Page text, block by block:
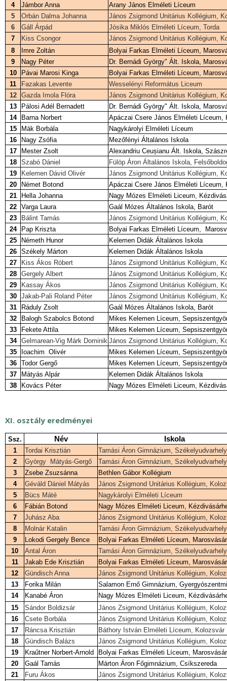
4
Jámbor Anna
Arany János Elméleti Líceum
5
Orbán Dalma Johanna
János Zsigmond Unitárius Kollégium,
6
Gáll Árpád
Jósika Miklós Elméleti Líceum, Torda
7
Kiss Csongor
János Zsigmond Unitárius Kollégium,
8
Imre Zoltán
Bolyai Farkas Elméleti Líceum,
9
Nagy Péter
Dr. Bernádi György" Ált. Iskola,
10
Pávai Marosi Kinga
Bolyai Farkas Elméleti Líceum,
11
Fazakas Levente
Wesselényi Református Liceum
12
Gazda Imola Flóra
János Zsigmond Unitárius Kollégium,
13
Pálosi Adél Bernadett
Dr. Bernádi György" Ált. Iskola,
14
Barna Norbert
Apáczai Csere János Elméleti Líceum,
15
Mák Borbála
Nagykárolyi Elméleti Líceum
16
Nagy Zsófia
Mezőfényi Általános Iskola
17
Mester Zsolt
Alexandriu Ceușianu Ált. Iskola,
18
Szabó Dániel
Fülöp Áron Általános Iskola,
19
Kelemen Dávid Olivér
János Zsigmond Unitárius Kollégium,
20
Német Botond
Apáczai Csere János Elméleti Líceum,
21
Hella Johanna
Nagy Mózes Elméleti Liceum,
22
Varga Laura
Gaál Mózes Általános Iskola, Barót
23
Bálint Tamás
János Zsigmond Unitárius Kollégium,
24
Pap Kriszta
Bolyai Farkas Elméleti Líceum,
25
Németh Hunor
Kelemen Didák Általános Iskola
26
Székely Márton
Kelemen Didák Általános Iskola
27
Kiss Ákos Róbert
János Zsigmond Unitárius Kollégium,
28
Gergely Albert
János Zsigmond Unitárius Kollégium,
29
Kassay Ákos
János Zsigmond Unitárius Kollégium,
30
Jakab-Pali Roland Péter
János Zsigmond Unitárius Kollégium,
31
Ráduly Zsolt
Gaál Mózes Általános Iskola, Barót
32
Balogh Szabolcs Botond
Mikes Kelemen Líceum,
33
Fekete Attila
Mikes Kelemen Líceum,
34
Gelmarean-Vig Márk Dominik János Zsigmond Unitárius Kollégium,
35
Ioachim Olivér
Mikes Kelemen Líceum,
36
Todor Gergő
Mikes Kelemen Líceum,
37
Mátyás Alpár
Kelemen Didák Általános Iskola
38
Kovács Péter Nagy Mózes Elméleti Liceum,
XI. osztály eredményei
Ssz. Név Iskola
1 Tordai Krisztián
Tamási Áron Gimnázium, Székelyudvarhely
2
György Mátyás-Gergő
Tamási Áron Gimnázium, Székelyudvarhely
3
Zsebe Zsuzsánna
Bethlen Gábor Kollégium
4
Géváld Dániel Mátyás
János Zsigmond Unitárius Kollégium,
5
Bücs Máté
Nagykárolyi Elméleti Líceum
6
Fábián Botond
Nagy Mózes Elméleti Liceum,
7
Juhász Aba
János Zsigmond Unitárius Kollégium,
8
Molnár Katalin
Tamási Áron Gimnázium, Székelyudvarhely
9
Lokodi Gergely Bence
Bolyai Farkas Elméleti Líceum,
10
Antal Áron
Tamási Áron Gimnázium, Székelyudvarhely
11
Jakab Ede Krisztián
Bolyai Farkas Elméleti Líceum,
12
Gündisch Anna
János Zsigmond Unitárius Kollégium,
13
Forika Milán
Salamon Ernő Gimnázium,
14
Kanabé Áron
Nagy Mózes Elméleti Liceum,
15
Sándor Boldizsár
János Zsigmond Unitárius Kollégium,
16
Csete Borbála
János Zsigmond Unitárius Kollégium,
17
Ráncsa Krisztián
Báthory István Elméleti Líceum, Kolozsvár
18
Gündisch Balázs
János Zsigmond Unitárius Kollégium,
19
Kraűtner Norbert-Arnold
Bolyai Farkas Elméleti Líceum,
20
Gaál Tamás
Márton Áron Főgimnázium, Csíkszereda
21
Furu Ákos János Zsigmond Unitárius Kollégium,